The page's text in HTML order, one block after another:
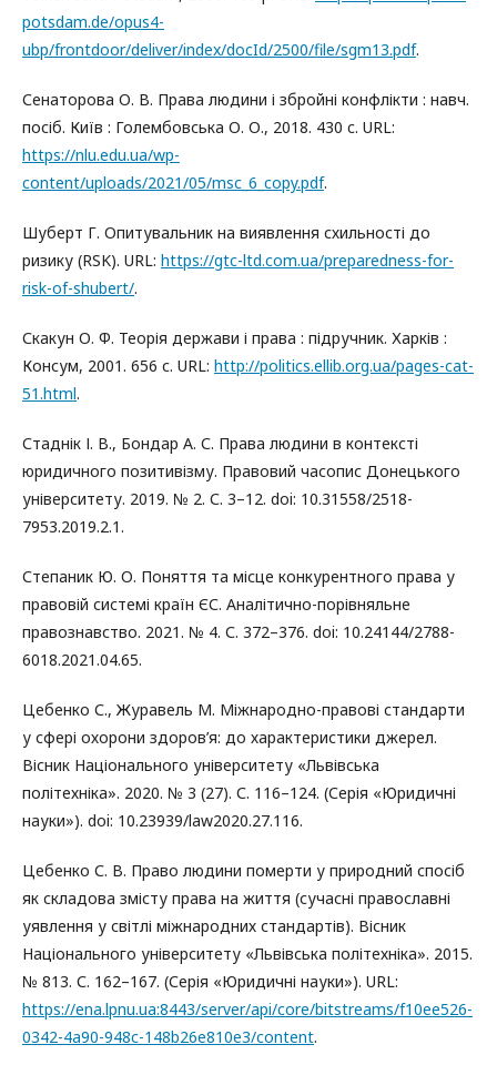
potsdam.de/opus4-
ubp/frontdoor/deliver/index/docId/2500/file/sgm13.pdf.
Сенаторова О. В. Права людини і збройні конфлікти : навч.
посіб. Київ : Голембовська О. О., 2018. 430 c. URL:
https://nlu.edu.ua/wp-
content/uploads/2021/05/msc_6_copy.pdf.
Шуберт Г. Опитувальник на виявлення схильності до
ризику (RSK). URL: https://gtc-ltd.com.ua/preparedness-for-
risk-of-shubert/.
Скакун О. Ф. Теорія держави і права : підручник. Харків :
Консум, 2001. 656 с. URL: http://politics.ellib.org.ua/pages-cat-
51.html.
Стаднік І. В., Бондар А. С. Права людини в контексті
юридичного позитивізму. Правовий часопис Донецького
університету. 2019. № 2. С. 3–12. doi: 10.31558/2518-
7953.2019.2.1.
Степаник Ю. О. Поняття та місце конкурентного права у
правовій системі країн ЄС. Аналітично-порівняльне
правознавство. 2021. № 4. С. 372–376. doi: 10.24144/2788-
6018.2021.04.65.
Цебенко С., Журавель М. Міжнародно-правові стандарти
у сфері охорони здоров’я: до характеристики джерел.
Вісник Національного університету «Львівська
політехніка». 2020. № 3 (27). С. 116–124. (Серія «Юридичні
науки»). doi: 10.23939/law2020.27.116.
Цебенко С. В. Право людини померти у природний спосіб
як складова змісту права на життя (сучасні православні
уявлення у світлі міжнародних стандартів). Вісник
Національного університету «Львівська політехніка». 2015.
№ 813. С. 162–167. (Серія «Юридичні науки»). URL:
https://ena.lpnu.ua:8443/server/api/core/bitstreams/f10ee526-
0342-4a90-948c-148b26e810e3/content.